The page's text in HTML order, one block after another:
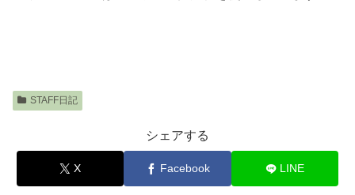
STAFF日記
シェアする
X Facebook LINE